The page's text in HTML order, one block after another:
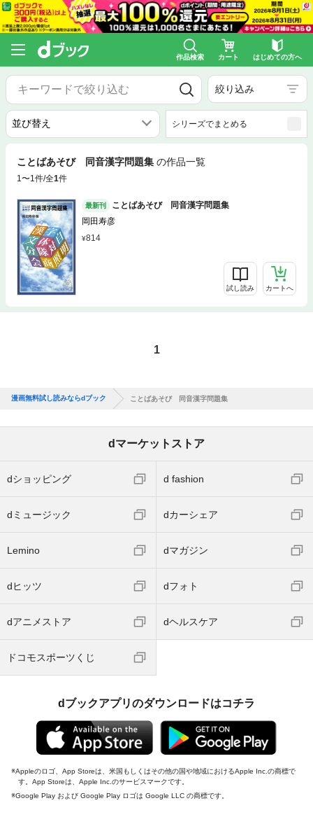
作品検索 カート はじめての方へ
絞り込み
シリーズでまとめる
ことばあそび 同音漢字問題集 の作品一覧
1〜1件/全1件
最新刊
ことばあそび 同音漢字問題集
岡田寿彦
814
試し読み カートへ
1
漫画無料試し読みならdブック ことばあそび 同音漢字問題集
dマーケットストア
dショッピング d fashion
dミュージック dカーシェア
Lemino dマガジン
dヒッツ dフォト
dアニメストア dヘルスケア
ドコモスポーツくじ
dブックアプリのダウンロードはコチラ
Appleのロゴ、App Storeは、米国もしくはその他の国や地域におけるApple Inc.の商標で
す。App Storeは、Apple Inc.のサービスマークです。
Google Play および Google Play ロゴは Google LLC の商標です。